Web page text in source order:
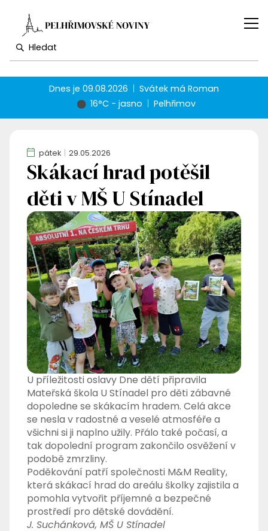
Dnes je09.08.2026 Svátek má Roman
16°C - jasno
Pelhřimov
pátek 29.05.2026
Skákací hrad potěšil
děti v MŠ U Stínadel
U příležitosti oslavy Dne dětí připravila
Mateřská škola U Stínadel pro děti zábavné
dopoledne se skákacím hradem. Celá akce
se nesla v radostné a veselé atmosféře a
všichni si ji naplno užily. Přálo také počasí, a
tak dopolední program zakončilo osvěžení v
podobě zmrzliny.
Poděkování patří společnosti M&M Reality,
která skákací hrad do areálu školky zajistila a
pomohla vytvořit příjemné a bezpečné
prostředí pro dětské dovádění.
J. Suchánková, MŠ U Stínadel